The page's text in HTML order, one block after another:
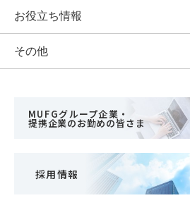
お役立ち情報
その他
MUFGグループ企業・
提携企業のお勤めの皆さま
採用情報